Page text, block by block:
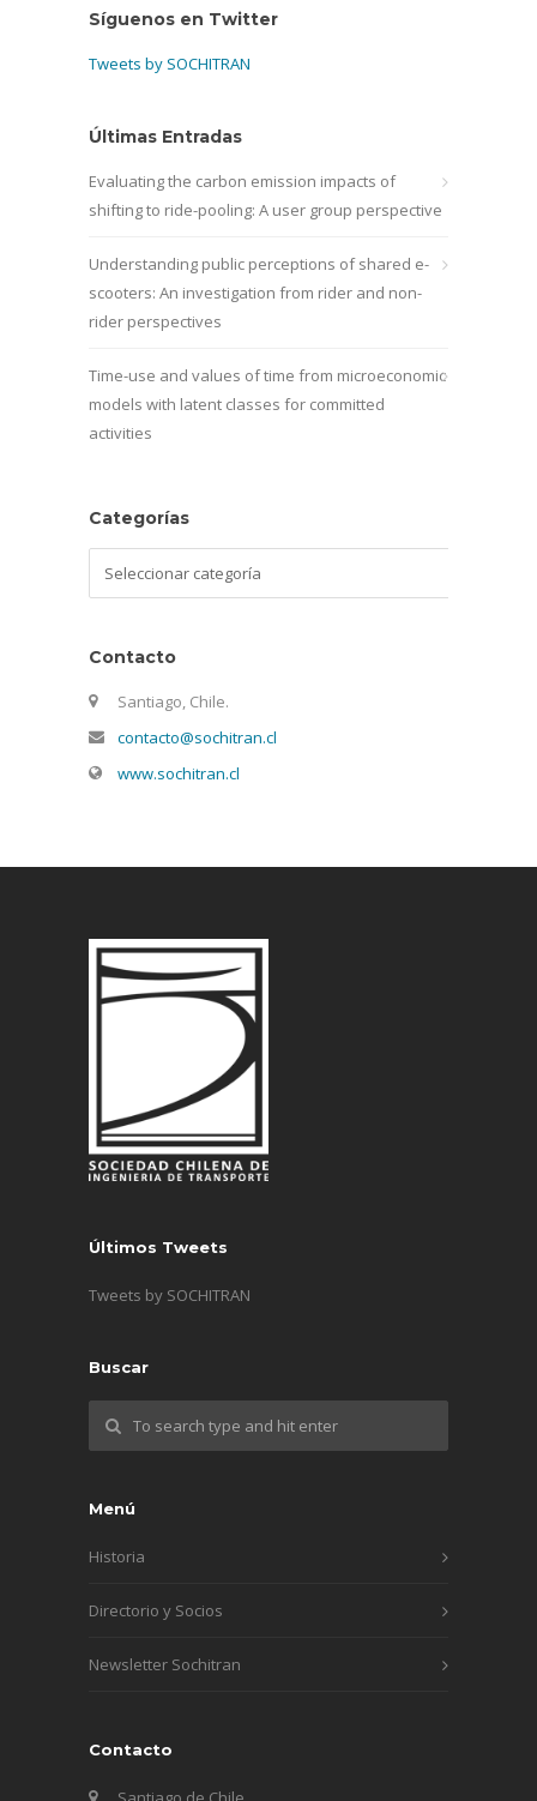
Síguenos en Twitter
Tweets by SOCHITRAN
Últimas Entradas
Evaluating the carbon emission impacts of
shifting to ride-pooling: A user group perspective
Understanding public perceptions of shared e-
scooters: An investigation from rider and non-
rider perspectives
Time-use and values of time from microeconomic
models with latent classes for committed
activities
Categorías
Contacto
Santiago, Chile.
contacto@sochitran.cl
www.sochitran.cl
Últimos Tweets
Tweets by SOCHITRAN
Buscar
Menú
Historia
Directorio y Socios
Newsletter Sochitran
Contacto